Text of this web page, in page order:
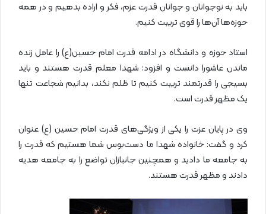
باید به نوجوانان و جوانان قدرت عزم، فکر و اراده بدهیم و در همه
حوزه‌ها آن‌ها را قوی تربیت کنیم.
استاد حوزه و دانشگاه در ادامه قدرت امام حسین(ع) را عامل زنده
ماندن عاشورا دانست و افزود: شهدا معلم قدرت هستند و باید
بسیجی را قدرتمند تربیت کنیم تا ظلم نکند، بدانیم شجاعت تنها
یک مظهر قدرت است.
وی در پایان عزت را یکی از ویژگی‌های قدرت امام حسین (ع) عنوان
کرد و گفت: خانواده شهدا ما دست‌بوس شما هستیم که قدرت را
به جامعه ما دادید و همچنین جانبازان تواضع را به جامعه هدیه
دادند و مظهر قدرت هستند.